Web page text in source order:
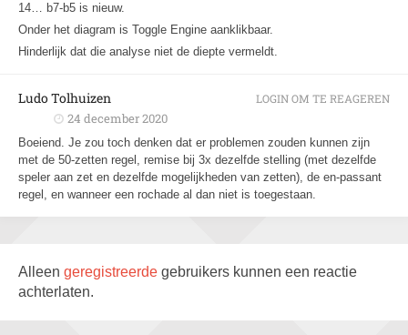
14… b7-b5 is nieuw.
Onder het diagram is Toggle Engine aanklikbaar.
Hinderlijk dat die analyse niet de diepte vermeldt.
Ludo Tolhuizen
24 december 2020
Boeiend. Je zou toch denken dat er problemen zouden kunnen zijn
met de 50-zetten regel, remise bij 3x dezelfde stelling (met dezelfde
speler aan zet en dezelfde mogelijkheden van zetten), de en-passant
regel, en wanneer een rochade al dan niet is toegestaan.
LOGIN OM TE REAGEREN
Alleen geregistreerde gebruikers kunnen een reactie
achterlaten.